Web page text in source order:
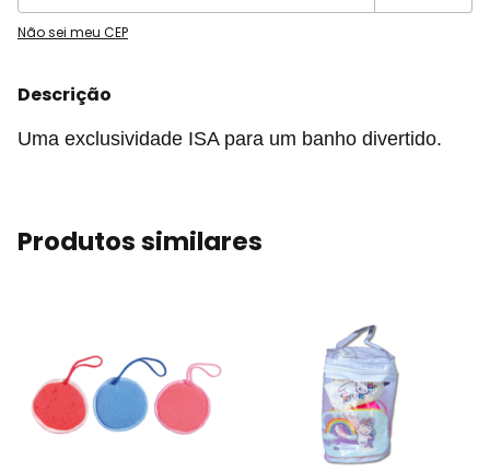
Não sei meu CEP
Descrição
Uma exclusividade ISA para um banho divertido.
Produtos similares